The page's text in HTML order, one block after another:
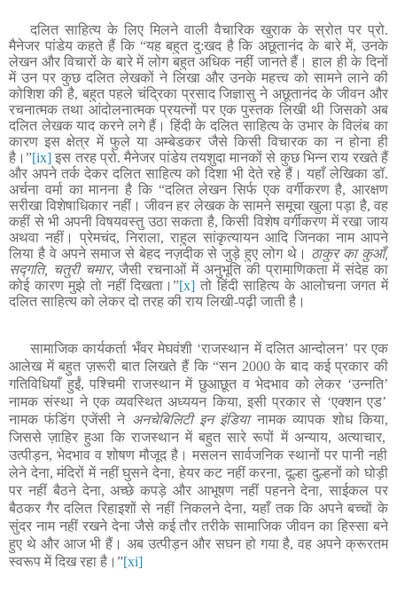
दलित साहित्य के लिए मिलने वाली वैचारिक खुराक के स्रोत पर प्रो.
मैनेजर पांडेय कहते हैं कि “यह बहुत दु:खद है कि अछूतानंद के बारे में, उनके
लेखन और विचारों के बारे में लोग बहुत अधिक नहीं जानते हैं। हाल ही के दिनों
में उन पर कुछ दलित लेखकों ने लिखा और उनके महत्त्व को सामने लाने की
कोशिश की है, बहुत पहले चंद्रिका प्रसाद जिज्ञासु ने अछूतानंद के जीवन और
रचनात्मक तथा आंदोलनात्मक प्रयत्नों पर एक पुस्तक लिखी थी जिसको अब
दलित लेखक याद करने लगे हैं। हिंदी के दलित साहित्य के उभार के विलंब का
कारण इस क्षेत्र में फुले या अम्बेडकर जैसे किसी विचारक का न होना ही
है।”[ix] इस तरह प्रो. मैनेजर पांडेय तयशुदा मानकों से कुछ भिन्न राय रखते हैं
और अपने तर्क देकर दलित साहित्य को दिशा भी देते रहे हैं । यहाँ लेखिका डॉ.
अर्चना वर्मा का मानना है कि “दलित लेखन सिर्फ एक वर्गीकरण है, आरक्षण
सरीखा विशेषाधिकार नहीं। जीवन हर लेखक के सामने समूचा खुला पड़ा है, वह
कहीं से भी अपनी विषयवस्तु उठा सकता है, किसी विशेष वर्गीकरण में रखा जाय
अथवा नहीं। प्रेमचंद, निराला, राहुल सांकृत्यायन आदि जिनका नाम आपने
लिया है वे अपने समाज से बेहद नज़दीक से जुड़े हुए लोग थे। ठाकुर का कुआँ,
सद्गति, चतुरी चमार, जैसी रचनाओं में अनुभूति की प्रामाणिकता में संदेह का
कोई कारण मुझे तो नहीं दिखता।”[x] तो हिंदी साहित्य के आलोचना जगत में
दलित साहित्य को लेकर दो तरह की राय लिखी-पढ़ी जाती है।
सामाजिक कार्यकर्ता भँवर मेघवंशी ‘राजस्थान में दलित आन्दोलन’ पर एक
आलेख में बहुत ज़रूरी बात लिखते हैं कि“सन 2000के बाद कई प्रकार की
गतिविधियाँ हुईं, पश्चिमी राजस्थान में छुआछूत व भेदभाव को लेकर ‘उन्नति’
नामक संस्था ने एक व्यवस्थित अध्ययन किया, इसी प्रकार से ‘एक्शन एड’
नामक फंडिंग एजेंसी ने अनचेबिलिटी इन इंडियानामक व्यापक शोध किया,
जिससे ज़ाहिर हुआ कि राजस्थान में बहुत सारे रूपों में अन्याय, अत्याचार,
उत्पीड़न, भेदभाव व शोषण मौजूद है। मसलन सार्वजनिक स्थानों पर पानी नही
लेने देना, मंदिरों में नहीं घुसने देना, हेयर कट नहीं करना, दूल्हा दुल्हनों को घोड़ी
पर नहीं बैठने देना, अच्छे कपड़े और आभूषण नहीं पहनने देना, साईकल पर
बैठकर गैर दलित रिहाइशों से नहीं निकलने देना, यहाँ तक कि अपने बच्चों के
सुंदर नाम नहीं रखने देना जैसे कई तौर तरीके सामाजिक जीवन का हिस्सा बने
हुए थे और आज भी हैं। अब उत्पीड़न और सघन हो गया है, वह अपने क्रूरतम
स्वरूप में दिख रहा है। ”[xi]